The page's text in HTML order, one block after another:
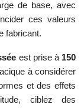
de base, avec
ces valeurs
fabricant.
est prise à 150
à considérer
et des effets
ciblez des